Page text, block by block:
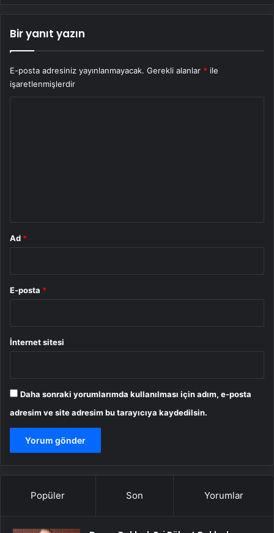
Bir yanıt yazın
E-posta adresiniz yayınlanmayacak. Gerekli alanlar * ile
işaretlenmişlerdir
Ad *
E-posta *
İnternet sitesi
Daha sonraki yorumlarımda kullanılması için adım, e-posta
adresim ve site adresim bu tarayıcıya kaydedilsin.
Popüler Son Yorumlar